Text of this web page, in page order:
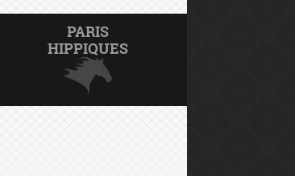
PARIS
HIPPIQUES